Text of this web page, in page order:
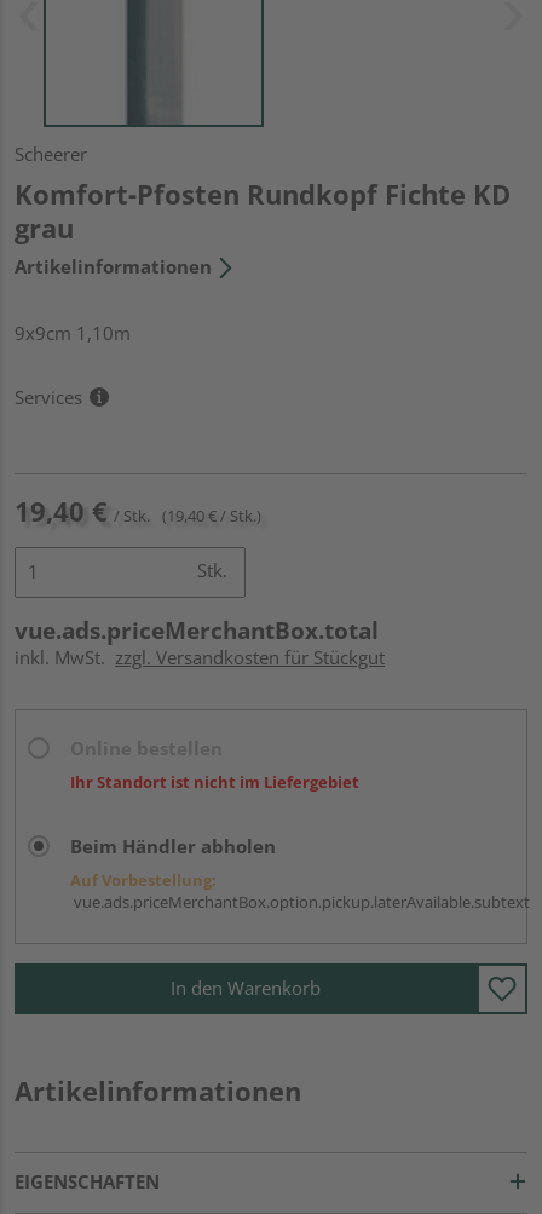
Scheerer
Komfort-Pfosten Rundkopf Fichte KD
grau
Artikelinformationen
9x9cm 1,10m
Services
19,40 € / Stk. (19,40 € / Stk.)
Stk.
vue.ads.priceMerchantBox.total
inkl. MwSt. zzgl. Versandkosten für Stückgut
Ihr Standort ist nicht im Liefergebiet
Beim Händler abholen
Auf Vorbestellung:
vue.ads.priceMerchantBox.option.pickup.laterAvailable.subtext
In den Warenkorb
Artikelinformationen
EIGENSCHAFTEN